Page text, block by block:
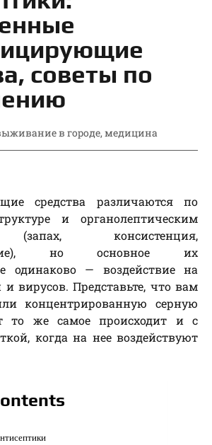
советы по
в городе, медицина
средства различаются по
и органолептическим
(запах, консистенция,
но основное их
одинаково — воздействие на
и вирусов. Представьте, что вам
концентрированную серную
то же самое происходит и с
когда на нее воздействуют